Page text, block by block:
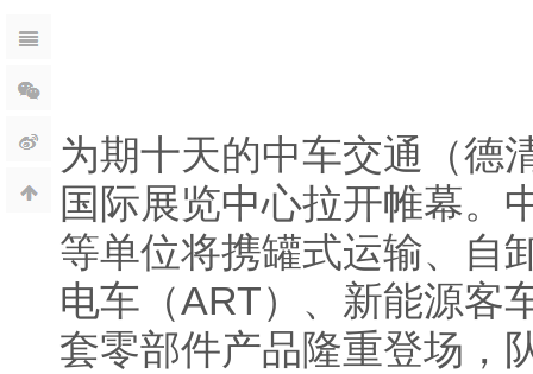
为期十天的中车交通（德
国际展览中心拉开帷幕。
等单位将携罐式运输、自
电车（ART）、新能源客
套零部件产品隆重登场，